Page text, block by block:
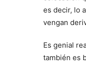
es decir, lo
vengan
Es genial
también es